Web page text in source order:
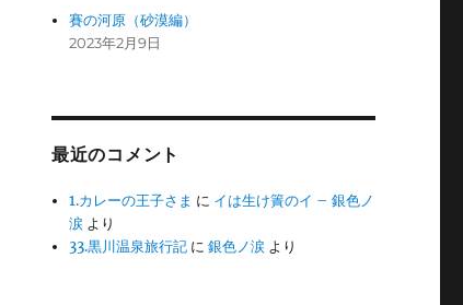
賽の河原（砂漠編）
2023年2月9日
最近のコメント
1.カレーの王子さま に イは生け簀のイ – 銀色ノ
涙 より
33.黒川温泉旅行記 に銀色ノ涙 より